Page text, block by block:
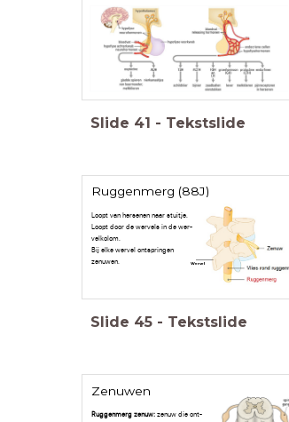
Slide 41 - Tekstslide
Ruggenmerg (88J)
Loopt van hersenen naar stuitje.
Loopt door de wervels in de wer-
velkolom.
Bij elke wervel ontspringen
zenuwen.
Wervel
Slide 45 - Tekstslide
Zenuwen
Ruggenmerg zenuw:zenuw die ont-